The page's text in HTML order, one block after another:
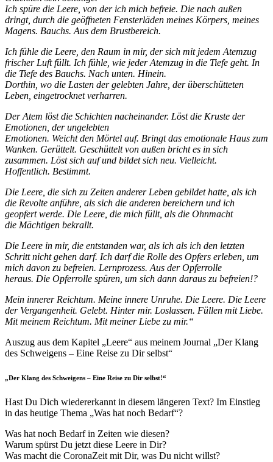
Ich spüre die Leere, von der ich mich befreie. Die nach außen
dringt, durch die geöffneten Fensterläden meines Körpers, meines
Magens. Bauchs. Aus dem Brustbereich.
Ich fühle die Leere, den Raum in mir, der sich mit jedem Atemzug
frischer Luft füllt. Ich fühle, wie jeder Atemzug in die Tiefe geht. In
die Tiefe des Bauchs. Nach unten. Hinein.
Dorthin, wo die Lasten der gelebten Jahre, der überschütteten
Leben, eingetrocknet verharren.
Der Atem löst die Schichten nacheinander. Löst die Kruste der
Emotionen, der ungelebten
Emotionen. Weicht den Mörtel auf. Bringt das emotionale Haus zum
Wanken. Gerüttelt. Geschüttelt von außen bricht es in sich
zusammen. Löst sich auf und bildet sich neu. Vielleicht.
Hoffentlich. Bestimmt.
Die Leere, die sich zu Zeiten anderer Leben gebildet hatte, als ich
die Revolte anführe, als sich die anderen bereichern und ich
geopfert werde. Die Leere, die mich füllt, als die Ohnmacht
die Mächtigen bekrallt.
Die Leere in mir, die entstanden war, als ich als ich den letzten
Schritt nicht gehen darf. Ich darf die Rolle des Opfers erleben, um
mich davon zu befreien. Lernprozess. Aus der Opferrolle
heraus. Die Opferrolle spüren, um sich dann daraus zu befreien!?
Mein innerer Reichtum. Meine innere Unruhe. Die Leere. Die Leere
der Vergangenheit. Gelebt. Hinter mir. Loslassen. Füllen mit Liebe.
Mit meinem Reichtum. Mit meiner Liebe zu mir.“
Auszug aus dem Kapitel „Leere“ aus meinem Journal „Der Klang
des Schweigens – Eine Reise zu Dir selbst“
„Der Klang des Schweigens – Eine Reise zu Dir selbst!“
Hast Du Dich wiedererkannt in diesem längeren Text? Im Einstieg
in das heutige Thema „Was hat noch Bedarf“?
Was hat noch Bedarf in Zeiten wie diesen?
Warum spürst Du jetzt diese Leere in Dir?
Was macht die CoronaZeit mit Dir, was Du nicht willst?